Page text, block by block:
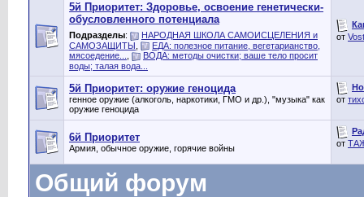
5й Приоритет: Здоровье, освоение генетически-
обусловленного потенциала
Подразделы:
НАРОДНАЯ ШКОЛА САМОИСЦЕЛЕНИЯ и
САМОЗАЩИТЫ
ЕДА: полезное питание, вегетарианство,
мясоедение...
ВОДА: методы очистки; ваше тело просит
воды; талая вода...
от
5й Приоритет: оружие геноцида
генное оружие (алкоголь, наркотики, ГМО и др.), "музыка" как
оружие геноцида
от
6й Приоритет
Армия, обычное оружие, горячие войны
от
Общий форум